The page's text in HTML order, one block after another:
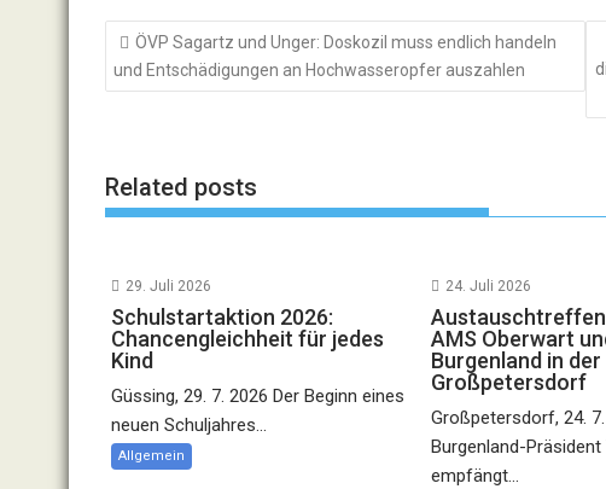
Beitragsnavigation
ÖVP Sagartz und Unger: Doskozil muss endlich handeln
und Entschädigungen an Hochwasseropfer auszahlen
Related posts
29. Juli 2026
Schulstartaktion 2026:
Chancengleichheit für jedes
Kind
Güssing, 29. 7. 2026 Der Beginn eines
neuen Schuljahres...
Allgemein
24. Juli 2026
AMS Oberwart
Burgenland in
Großpetersdorf
Großpetersdorf, 24.
Burgenland-
empfängt...